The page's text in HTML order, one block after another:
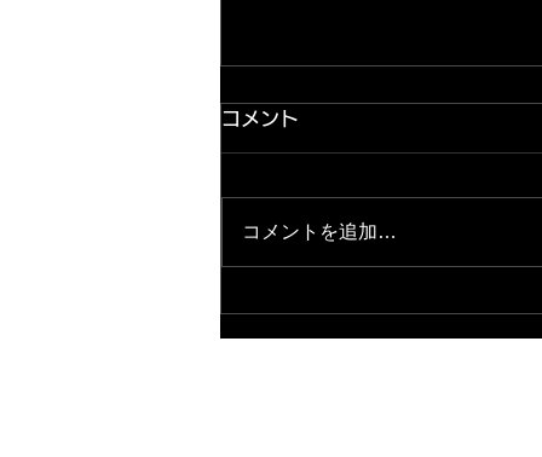
2026.8.8★緊急店長ブログ
コメント
コメントを追加…